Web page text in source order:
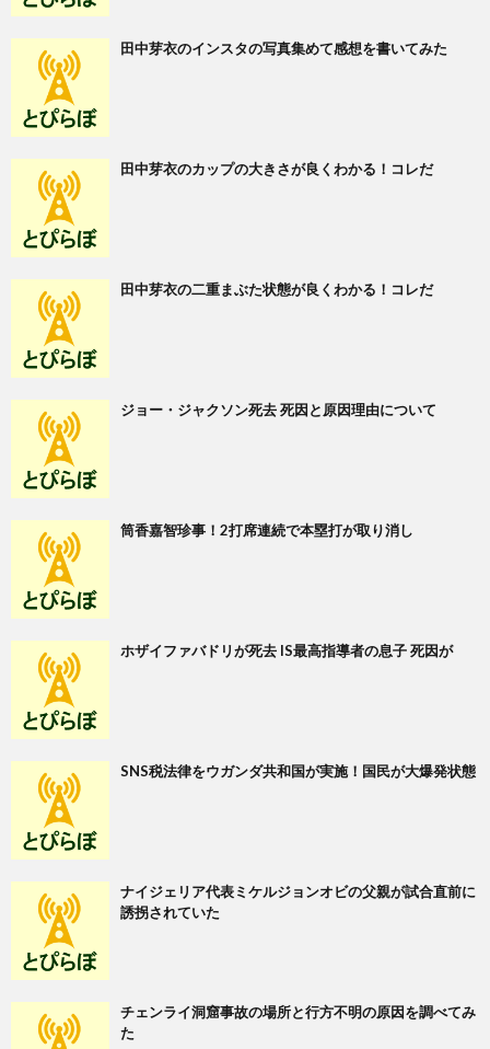
田中芽衣のインスタの写真集めて感想を書いてみた
田中芽衣のカップの大きさが良くわかる！コレだ
田中芽衣の二重まぶた状態が良くわかる！コレだ
ジョー・ジャクソン死去 死因と原因理由について
筒香嘉智珍事！2打席連続で本塁打が取り消し
ホザイファバドリが死去 IS最高指導者の息子 死因が
SNS税法律をウガンダ共和国が実施！国民が大爆発状態
ナイジェリア代表ミケルジョンオビの父親が試合直前に
誘拐されていた
チェンライ洞窟事故の場所と行方不明の原因を調べてみ
た